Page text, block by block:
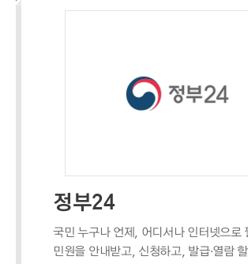
정부24
국민 누구나 언제, 어디서나 인터넷으로
민원을 안내받고, 신청하고, 발급·열람